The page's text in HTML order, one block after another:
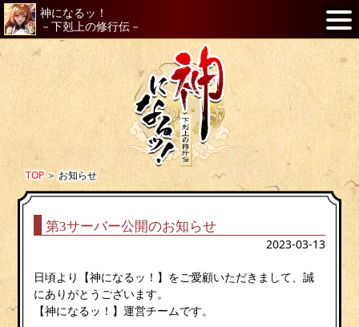
神になるッ！
－下剋上の修行伝－
TOP＞お知らせ
第3サーバー公開のお知らせ
2023-03-13
日頃より【神になるッ！】をご愛顧いただきまして、誠
にありがとうございます。
【神になるッ！】運営チームです。